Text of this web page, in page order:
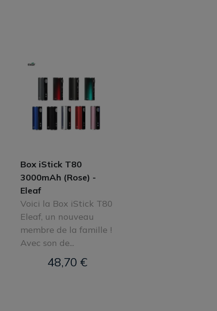
Box iStick T80
3000mAh (Rose) -
Eleaf
Voici la Box iStick T80
Eleaf, un nouveau
membre de la famille !
Avec son de...
48,70 €